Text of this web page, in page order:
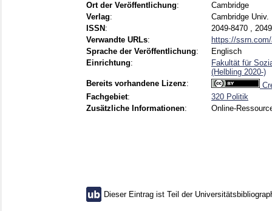
Ort der Veröffentlichung:
Cambridge
Verlag:
Cambridge Univ.
ISSN :
2049-8470 ,
Verwandte URLs:
https://
Sprache der Veröffentlichung:
Englisch
Einrichtung:
Fakultät für
(Helbling 2020-)
Bereits vorhandene Lizenz:
Fachgebiet:
320 Politik
Zusätzliche Informationen: Online-
Dieser Eintrag ist Teil der